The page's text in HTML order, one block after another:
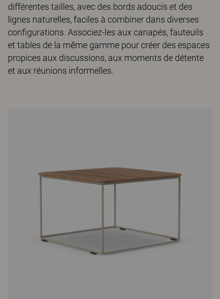
différentes tailles, avec des bords adoucis et des
lignes naturelles, faciles à combiner dans diverses
configurations. Associez-les aux canapés, fauteuils
et tables de la même gamme pour créer des espaces
propices aux discussions, aux moments de détente
et aux réunions informelles.